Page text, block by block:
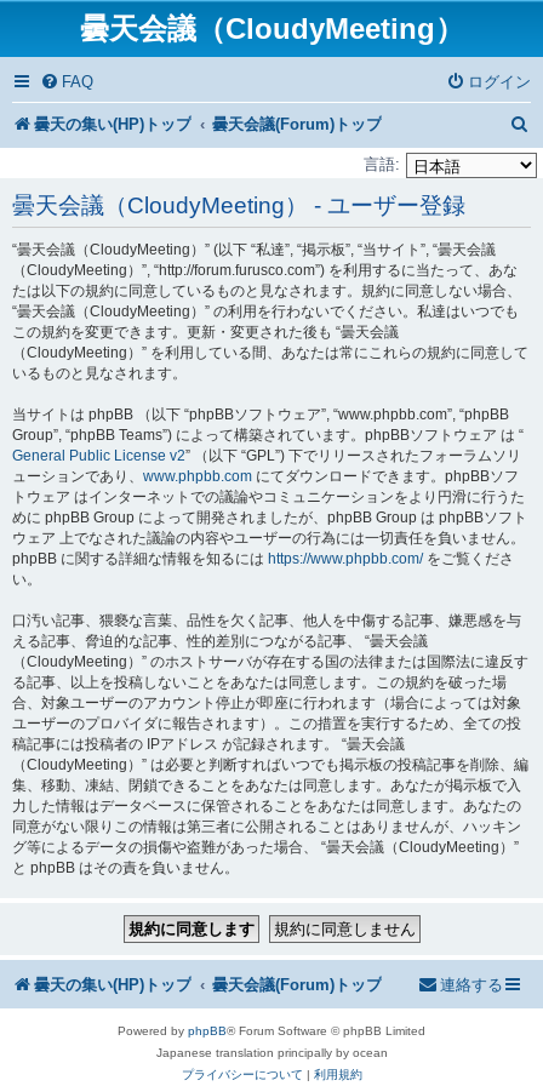
曇天会議（CloudyMeeting）
FAQ ログイン
曇天の集い(HP)トップ 曇天会議(Forum)トップ
言語:
曇天会議（CloudyMeeting） - ユーザー登録
“曇天会議（CloudyMeeting）” (以下 “私達”, “掲示板”, “当サイト”, “曇天会議
（CloudyMeeting）”, “http://forum.furusco.com”) を利用するに当たって、あな
たは以下の規約に同意しているものと見なされます。規約に同意しない場合、
“曇天会議（CloudyMeeting）” の利用を行わないでください。私達はいつでも
この規約を変更できます。更新・変更された後も “曇天会議
（CloudyMeeting）” を利用している間、あなたは常にこれらの規約に同意して
いるものと見なされます。
当サイトは phpBB （以下 “phpBBソフトウェア”, “www.phpbb.com”, “phpBB
Group”, “phpBB Teams”) によって構築されています。phpBBソフトウェア は “
General Public License v2” （以下 “GPL”) 下でリリースされたフォーラムソリ
ューションであり、 www.phpbb.com にてダウンロードできます。phpBBソフ
トウェア はインターネットでの議論やコミュニケーションをより円滑に行うた
めに phpBB Group によって開発されましたが、phpBB Group は phpBBソフト
ウェア 上でなされた議論の内容やユーザーの行為には一切責任を負いません。
phpBB に関する詳細な情報を知るには https://www.phpbb.com/をご覧くださ
い。
口汚い記事、猥褻な言葉、品性を欠く記事、他人を中傷する記事、嫌悪感を与
える記事、脅迫的な記事、性的差別につながる記事、 “曇天会議
（CloudyMeeting）” のホストサーバが存在する国の法律または国際法に違反す
る記事、以上を投稿しないことをあなたは同意します。この規約を破った場
合、対象ユーザーのアカウント停止が即座に行われます（場合によっては対象
ユーザーのプロバイダに報告されます）。この措置を実行するため、全ての投
稿記事には投稿者の IPアドレス が記録されます。 “曇天会議
（CloudyMeeting）” は必要と判断すればいつでも掲示板の投稿記事を削除、編
集、移動、凍結、閉鎖できることをあなたは同意します。あなたが掲示板で入
力した情報はデータベースに保管されることをあなたは同意します。あなたの
同意がない限りこの情報は第三者に公開されることはありませんが、ハッキン
グ等によるデータの損傷や盗難があった場合、 “曇天会議（CloudyMeeting）”
と phpBB はその責を負いません。
曇天の集い(HP)トップ 曇天会議(Forum)トップ 連絡する
Powered by phpBB® Forum Software © phpBB Limited
Japanese translation principally by ocean
プライバシーについて | 利用規約